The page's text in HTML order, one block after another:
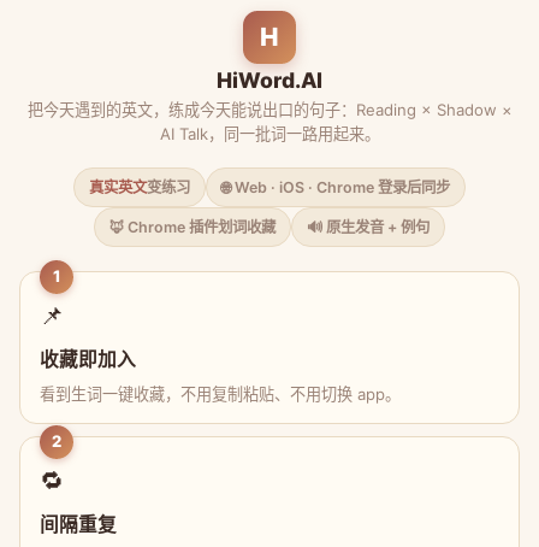
H
HiWord.AI
把今天遇到的英文，练成今天能说出口的句子：Reading × Shadow ×
AI Talk，同一批词一路用起来。
真实英文变练习 🌐 Web · iOS · Chrome 登录后同步
🦊 Chrome 插件划词收藏 🔊 原生发音 + 例句
1
📌
收藏即加入
看到生词一键收藏，不用复制粘贴、不用切换 app。
2
🔁
间隔重复